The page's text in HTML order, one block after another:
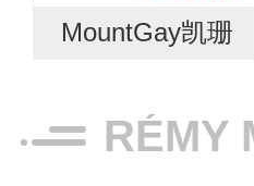
MountGay凯珊
RÉMY